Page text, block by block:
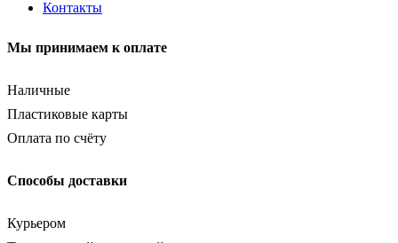
Контакты
Мы принимаем к оплате
Наличные
Пластиковые карты
Оплата по счёту
Способы доставки
Курьером